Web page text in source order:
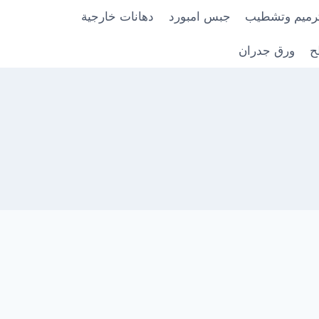
وتشطيب جبس امبورد دهانات خارجية
ورق جدران